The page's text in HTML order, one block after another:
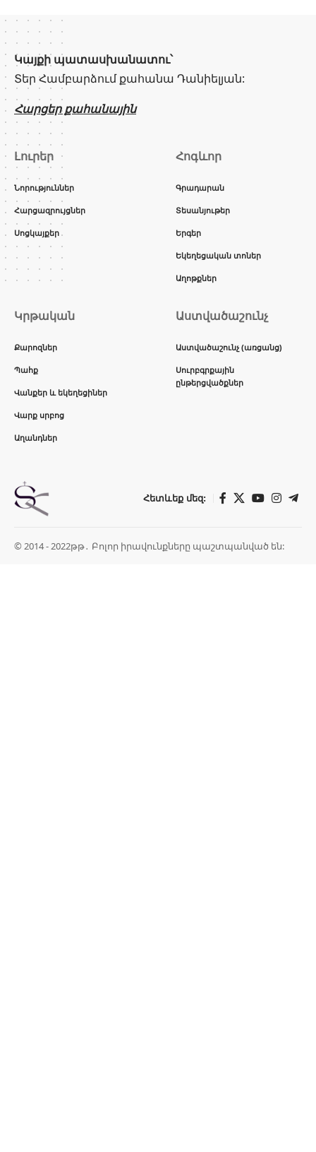
Կայքի պատասխանատու՝
Տեր Համբարձում քահանա Դանիելյան:
Հարցեր քահանային
Լուրեր
Նորություններ
Հարցազրույցներ
Սոցկայքեր
Հոգևոր
Գրադարան
Տեսանյութեր
Երգեր
Եկեղեցական տոներ
Աղոթքներ
Կրթական
Քարոզներ
Պահք
Վանքեր և եկեղեցիներ
Վարք սրբոց
Աղանդներ
Աստվածաշունչ
Աստվածաշունչ (առցանց)
Սուրբգրքային
ընթերցվածքներ
Հետևեք մեզ:
© 2014 - 2022թթ․ Բոլոր իրավունքները պաշտպանված են: